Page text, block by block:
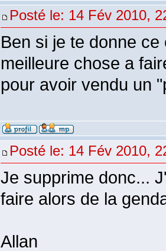
Posté le: 14 Fév 2010,
Ben si je te donne
meilleure chose a
pour avoir vendu un
Posté le: 14 Fév 2010,
Je supprime donc...
faire alors de la
Allan